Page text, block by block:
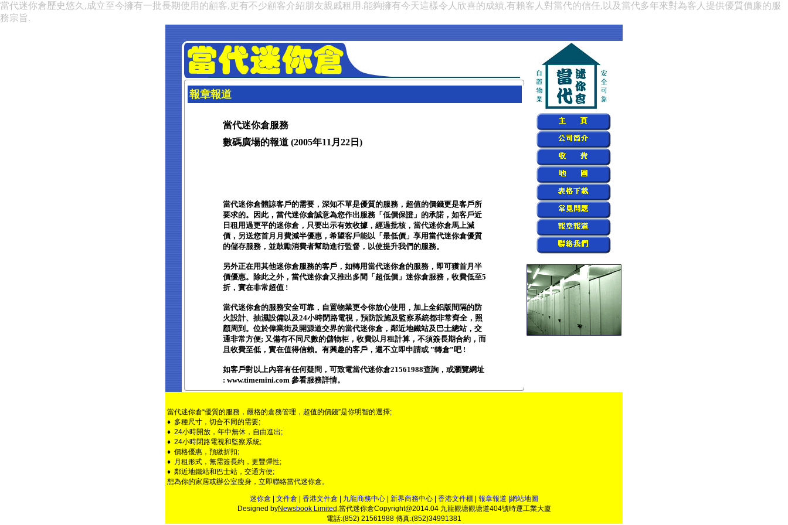
當代迷你倉歷史悠久,成立至今擁有一批長期使用的顧客,更有不少顧客介紹朋友親戚租用.能夠擁有今天這樣令人欣喜的成績,有賴客人對當代的信任,以及當代多年來對為客人提供優質價廉的服
務宗旨.
報章報道
當代迷你倉服務
數碼廣場的報道 (2005年11月22日)
當代迷你倉體諒客戶的需要，深知不單是優質的服務，超值的價錢更是客戶所
要求的。因此，當代迷你倉誠意為您作出服務「低價保證」的承諾，如客戶近
日租用過更平的迷你倉，只要出示有效收據，經過批核，當代迷你倉馬上減
價，另送您首月月費減半優惠，希望客戶能以「最低價」享用當代迷你倉優質
的儲存服務，並鼓勵消費者幫助進行監督，以使提升我們的服務。
另外正在用其他迷你倉服務的客戶，如轉用當代迷你倉的服務，即可獲首月半
價優惠。除此之外，當代迷你倉又推出多間「超低價」迷你倉服務，收費低至5
折，實在非常超值 !
當代迷你倉的服務安全可靠，自置物業更令你放心使用，加上全鋁版間隔的防
火設計、抽濕設備以及24小時閉路電視，預防設施及監察系統都非常齊全，照
顧周到。位於偉業街及開源道交界的當代迷你倉，鄰近地鐵站及巴士總站，交
通非常方便; 又備有不同尺數的儲物柜，收費以月租計算，不須簽長期合約，而
且收費至低，實在值得信賴。有興趣的客戶，還不立即申請或 ”轉倉”吧 !
如客戶對以上內容有任何疑問，可致電當代迷你倉21561988查詢，或瀏覽網址
: www.timemini.com 參看服務詳情。
當代迷你倉“優質的服務，嚴格的倉務管理，超值的價錢”是你明智的選擇;
♦ 多種尺寸，切合不同的需要;
♦ 24小時開放，年中無休，自由進出;
♦ 24小時閉路電視和監察系統;
♦ 價格優惠，預繳折扣;
♦ 月租形式，無需簽長約，更豐彈性;
♦ 鄰近地鐵站和巴士站，交通方便;
想為你的家居或辦公室瘦身，立即聯絡當代迷你倉。
迷你倉 文件倉 香港文件倉 九龍商務中心 新界商務中心 香港文件櫃 報章報道 網站地圖
Designed byNewsbook Limited ,當代迷你倉Copyright@2014.04 九龍觀塘觀塘道404號時運工業大廈
電話:(852) 21561988 傳真:(852)34991381